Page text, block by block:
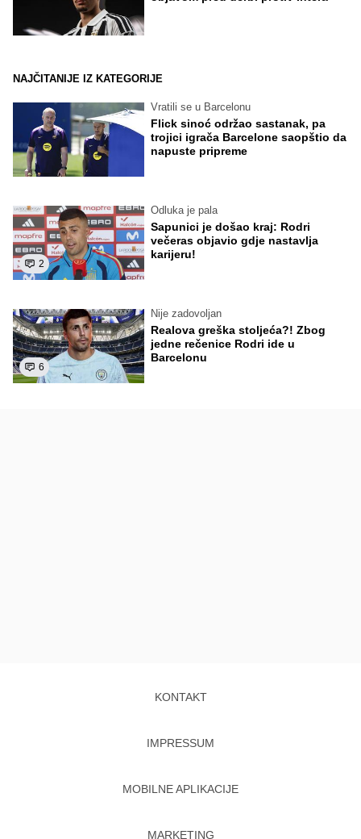
NAJČITANIJE IZ KATEGORIJE
Vratili se u Barcelonu
Flick sinoć održao sastanak, pa
trojici igrača Barcelone saopštio da
napuste pripreme
2
Odluka je pala
Sapunici je došao kraj: Rodri
večeras objavio gdje nastavlja
karijeru!
6
Nije zadovoljan
Realova greška stoljeća?! Zbog
jedne rečenice Rodri ide u
Barcelonu
KONTAKT
IMPRESSUM
MOBILNE APLIKACIJE
MARKETING